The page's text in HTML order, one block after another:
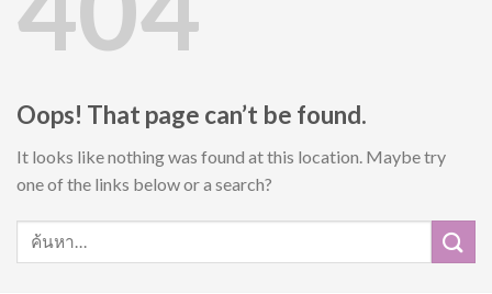
Oops! That page can’t be found.
It looks like nothing was found at this location. Maybe try
one of the links below or a search?